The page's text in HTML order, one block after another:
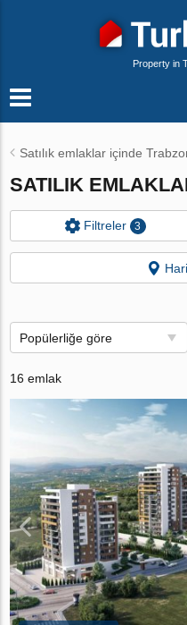
Property in
Satılık emlaklar içinde
SATILIK
Filtreler 3
Popülerliğe göre
16 emlak